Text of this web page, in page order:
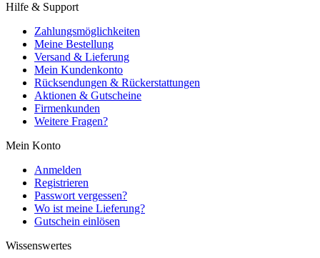
Hilfe & Support
Zahlungsmöglichkeiten
Meine Bestellung
Versand & Lieferung
Mein Kundenkonto
Rücksendungen & Rückerstattungen
Aktionen & Gutscheine
Firmenkunden
Weitere Fragen?
Mein Konto
Anmelden
Registrieren
Passwort vergessen?
Wo ist meine Lieferung?
Gutschein einlösen
Wissenswertes